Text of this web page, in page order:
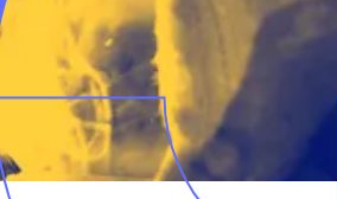
TechnischeMonteurs Technische
Dienst